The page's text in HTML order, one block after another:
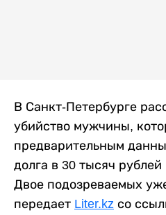
В Санкт-Петербурге
убийство мужчины,
предварительным
долга в 30 тысяч рублей
Двое подозреваемых
передает Liter.kz со